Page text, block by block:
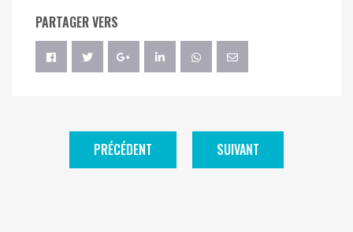
PARTAGER VERS
PRÉCÉDENT SUIVANT